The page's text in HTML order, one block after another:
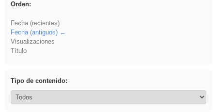
Orden:
Fecha (recientes)
Fecha (antiguos)
Visualizaciones
Título
Tipo de contenido: